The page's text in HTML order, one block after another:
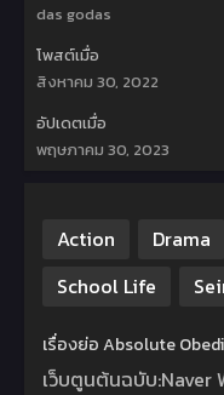
das godas
โพสต์เมื่อ
สิงหาคม 30, 2022
อัปเดตเมื่อ
พฤษภาคม 30, 2023
Action Drama
School Life
เรื่องย่อ Absolute
เว็บตูนต้นฉบับ:Naver